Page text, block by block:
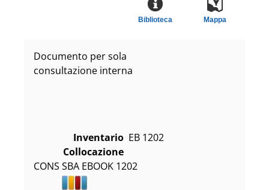
Mappa
Biblioteca
Documento per sola
consultazione interna
Inventario EB 1202
Collocazione
CONS SBA EBOOK 1202